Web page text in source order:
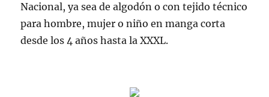
Nacional, ya sea de algodón o con tejido técnico
para hombre, mujer o niño en manga corta
desde los 4 años hasta la XXXL.